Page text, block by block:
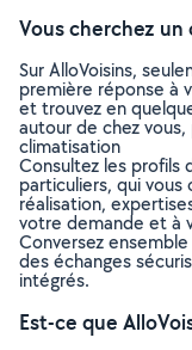
Vous cherchez
Sur AlloVoisins,
première réponse à
et trouvez en
autour de chez
climatisation
Consultez les profils
particuliers, qui
réalisation,
votre demande et à
Conversez
des échanges
intégrés.
Est-ce que